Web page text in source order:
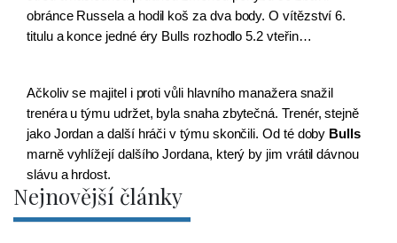
obránce Russela a hodil koš za dva body. O vítězství 6.
titulu a konce jedné éry Bulls rozhodlo 5.2 vteřin…
Ačkoliv se majitel i proti vůli hlavního manažera snažil
trenéra u týmu udržet, byla snaha zbytečná. Trenér, stejně
jako Jordan a další hráči v týmu skončili. Od té doby Bulls
marně vyhlížejí dalšího Jordana, který by jim vrátil dávnou
slávu a hrdost.
Nejnovější články